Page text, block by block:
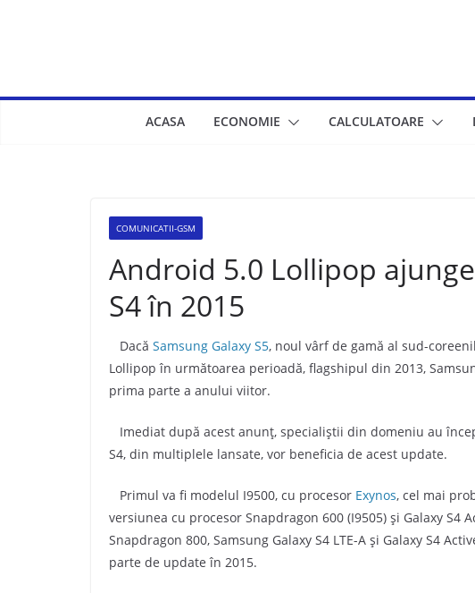
ACASA ECONOMIE CALCULATOARE
COMUNICATII-GSM
Android 5.0 Lollipop
S4 în 2015
Dacă Samsung Galaxy S5, noul vârf de gamă al sud-
Lollipop în următoarea perioadă, flagshipul din 2013,
prima parte a anului viitor.
Imediat după acest anunţ, specialiştii din domeniu au
S4, din multiplele lansate, vor beneficia de acest update.
Primul va fi modelul I9500, cu procesor Exynos, cel mai
versiunea cu procesor Snapdragon 600 (I9505) şi Galaxy S4
Snapdragon 800, Samsung Galaxy S4 LTE-A şi Galaxy S4
parte de update în 2015.